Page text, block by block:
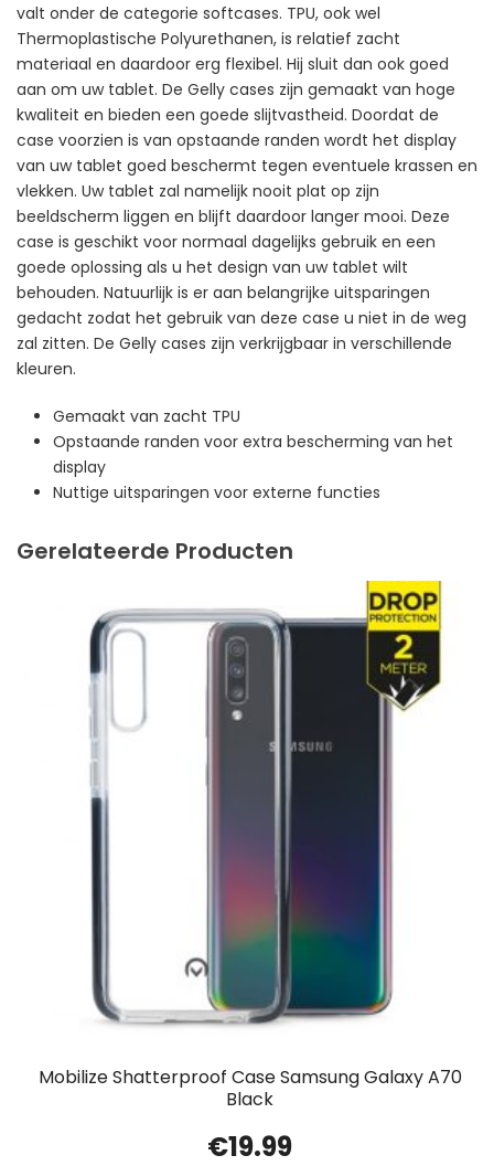
valt onder de categorie softcases. TPU, ook wel
Thermoplastische Polyurethanen, is relatief zacht
materiaal en daardoor erg flexibel. Hij sluit dan ook goed
aan om uw tablet. De Gelly cases zijn gemaakt van hoge
kwaliteit en bieden een goede slijtvastheid. Doordat de
case voorzien is van opstaande randen wordt het display
van uw tablet goed beschermt tegen eventuele krassen en
vlekken. Uw tablet zal namelijk nooit plat op zijn
beeldscherm liggen en blijft daardoor langer mooi. Deze
case is geschikt voor normaal dagelijks gebruik en een
goede oplossing als u het design van uw tablet wilt
behouden. Natuurlijk is er aan belangrijke uitsparingen
gedacht zodat het gebruik van deze case u niet in de weg
zal zitten. De Gelly cases zijn verkrijgbaar in verschillende
kleuren.
Gemaakt van zacht TPU
Opstaande randen voor extra bescherming van het
display
Nuttige uitsparingen voor externe functies
Gerelateerde Producten
Mobilize Shatterproof Case Samsung Galaxy A70
Black
€19.99